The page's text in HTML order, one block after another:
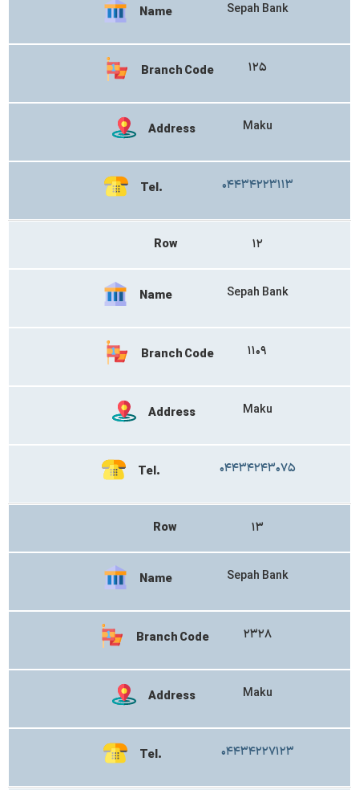
Name Sepah Bank
Branch Code ۱۲۵
Address Maku
Tel. ۰۴۴۳۴۲۲۳۱۱۳
Row ۱۲
Name Sepah Bank
Branch Code ۱۱۰۹
Address Maku
Tel. ۰۴۴۳۴۲۴۳۰۷۵
Row ۱۳
Name Sepah Bank
Branch Code ۲۳۲۸
Address Maku
Tel. ۰۴۴۳۴۲۲۷۱۲۳